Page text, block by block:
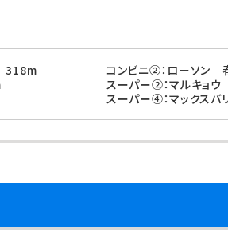
318m
コンビニ②：ローソン
スーパー②：マルキ
スーパー④：マックス